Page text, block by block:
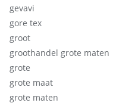
gevavi
gore tex
groot
groothandel grote maten
grote
grote maat
grote maten